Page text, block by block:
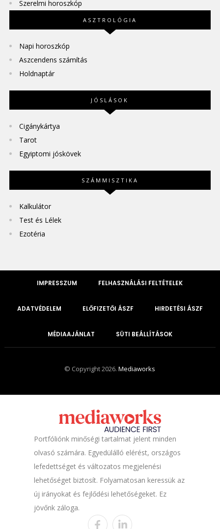
Szerelmi horoszkóp
ASZTROLÓGIA
Napi horoszkóp
Aszcendens számítás
Holdnaptár
JÓSLÁSOK
Cigánykártya
Tarot
Egyiptomi jóskövek
SZÁMMISZTIKA
Kalkulátor
Test és Lélek
Ezotéria
IMPRESSZUM FELHASZNÁLÁSI FELTÉTELEK
ADATVÉDELEM ELŐFIZETŐI ÁSZF HIRDETÉSI ÁSZF
MÉDIAAJÁNLAT SÜTI BEÁLLÍTÁSOK
© Copyright 2026.Mediaworks
Portfóliónk minőségi tartalmat jelent minden
olvasó számára. Egyedülálló elérést, országos
lefedettséget és változatos megjelenési
lehetőséget biztosít. Folyamatosan keressük az
új irányokat és fejlődési lehetőségeket. Ez
jövőnk záloga.